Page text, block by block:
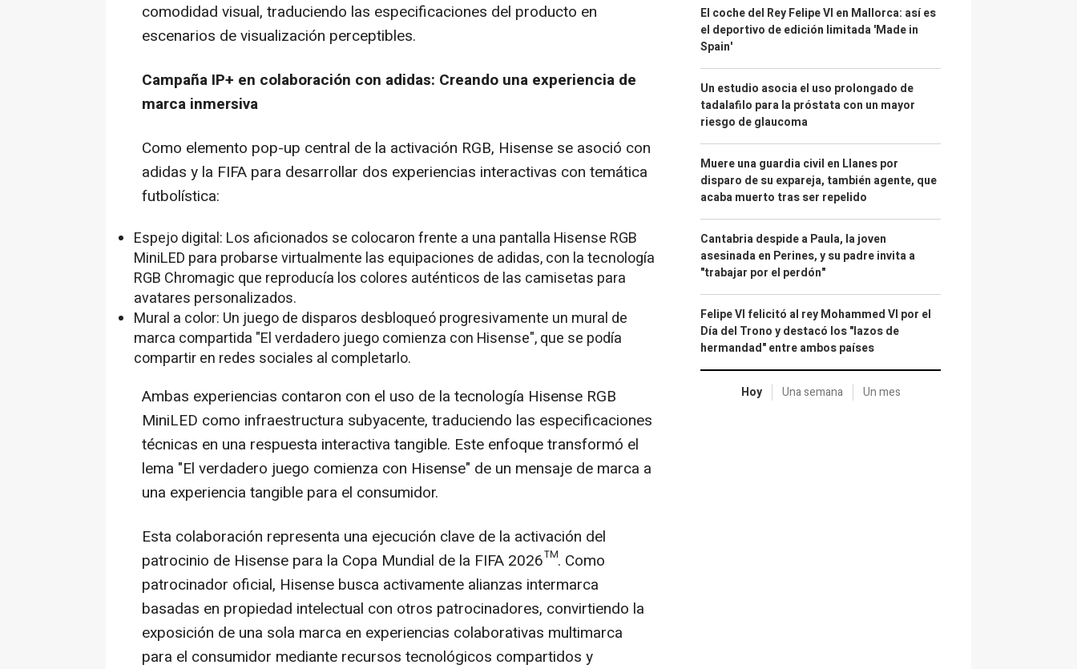
comodidad visual, traduciendo las especificaciones del producto en
escenarios de visualización perceptibles.
Campaña IP+ en colaboración con adidas: Creando una experiencia de
marca inmersiva
Como elemento pop-up central de la activación RGB, Hisense se asoció con
adidas y la FIFA para desarrollar dos experiencias interactivas con temática
futbolística:
Espejo digital: Los aficionados se colocaron frente a una pantalla Hisense RGB
MiniLED para probarse virtualmente las equipaciones de adidas, con la tecnología
RGB Chromagic que reproducía los colores auténticos de las camisetas para
avatares personalizados.
Mural a color: Un juego de disparos desbloqueó progresivamente un mural de
marca compartida "El verdadero juego comienza con Hisense", que se podía
compartir en redes sociales al completarlo.
Ambas experiencias contaron con el uso de la tecnología Hisense RGB
MiniLED como infraestructura subyacente, traduciendo las especificaciones
técnicas en una respuesta interactiva tangible. Este enfoque transformó el
lema "El verdadero juego comienza con Hisense" de un mensaje de marca a
una experiencia tangible para el consumidor.
Esta colaboración representa una ejecución clave de la activación del
patrocinio de Hisense para la Copa Mundial de la FIFA 2026™. Como
patrocinador oficial, Hisense busca activamente alianzas intermarca
basadas en propiedad intelectual con otros patrocinadores, convirtiendo la
exposición de una sola marca en experiencias colaborativas multimarca
para el consumidor mediante recursos tecnológicos compartidos y
El coche del Rey Felipe VI en Mallorca: así es
el deportivo de edición limitada 'Made in
Spain'
Un estudio asocia el uso prolongado de
tadalafilo para la próstata con un mayor
riesgo de glaucoma
Muere una guardia civil en Llanes por
disparo de su expareja, también agente, que
acaba muerto tras ser repelido
Cantabria despide a Paula, la joven
asesinada en Perines, y su padre invita a
"trabajar por el perdón"
Felipe VI felicitó al rey Mohammed VI por el
Día del Trono y destacó los "lazos de
hermandad" entre ambos países
Hoy Una semana Un mes